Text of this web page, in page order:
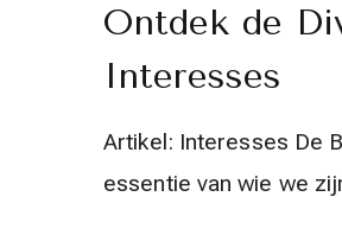
Ontdek de
Interesses
Artikel: Interesses De
essentie van wie we